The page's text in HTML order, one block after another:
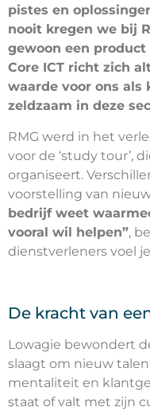
pistes en
nooit kregen we bij
gewoon een
Core ICT richt zich
waarde voor ons als
zeldzaam in deze
RMG werd in het
voor de ‘study tour’,
organiseert.
voorstelling van
bedrijf weet
vooral wil helpen”,
dienstverleners voel
De kracht van
Lowagie bewondert
slaagt om nieuw
mentaliteit en
staat of valt met zijn